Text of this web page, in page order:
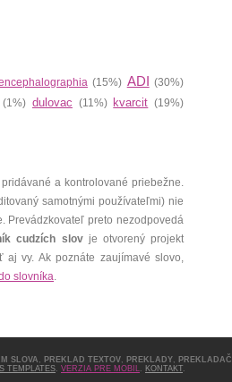
(15%) ADI (30%)
dulovac (11%) kvarcit (19%)
a kontrolované priebežne.
samotnými používateľmi) nie
Prevádzkovateľ preto nezodpovedá
cudzích slovje otvorený projekt
vy. Ak poznáte zaujímavé slovo,
slovníka.
SLOVA, PREKLAD TEXTOV, PREKLADY, PREKLADAČ
TEMPLATES. VERZIA PRE MOBIL. KONTAKT.